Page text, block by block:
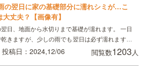
の翌日に家の基礎部分に濡れシミが…こ
大丈夫？【画像有】
日、地面から水切りまで基礎が濡れます。 一日
きますが、少しの雨でも翌日は必ず濡れます。
店に相談すると地面の湿気を吸っているだけで心
投稿日：2024,12/06 閲覧数1203人